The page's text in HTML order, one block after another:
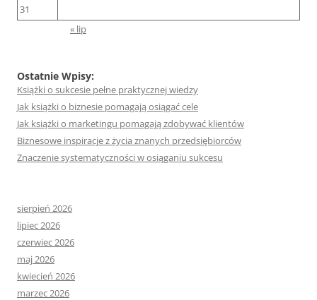
31
« lip
Ostatnie Wpisy:
Książki o sukcesie pełne praktycznej wiedzy
Jak książki o biznesie pomagają osiągać cele
Jak książki o marketingu pomagają zdobywać klientów
Biznesowe inspiracje z życia znanych przedsiębiorców
Znaczenie systematyczności w osiąganiu sukcesu
sierpień 2026
lipiec 2026
czerwiec 2026
maj 2026
kwiecień 2026
marzec 2026